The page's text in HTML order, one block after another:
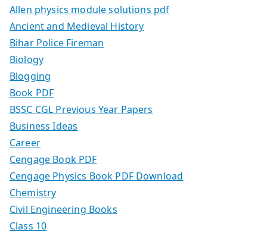
Allen physics module solutions pdf
Ancient and Medieval History
Bihar Police Fireman
Biology
Blogging
Book PDF
BSSC CGL Previous Year Papers
Business Ideas
Career
Cengage Book PDF
Cengage Physics Book PDF Download
Chemistry
Civil Engineering Books
Class 10